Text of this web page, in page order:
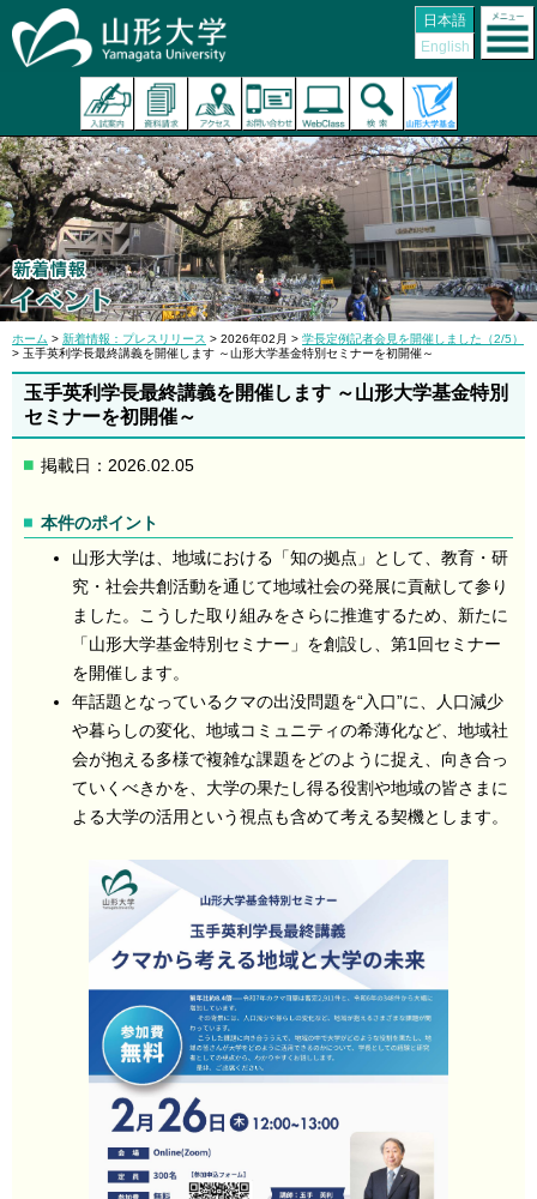
日本語
English
ホーム > 新着情報：プレスリリース > 2026年02月 > 学長定例記者会見を開催しました（2/5）
> 玉手英利学長最終講義を開催します ～山形大学基金特別セミナーを初開催～
玉手英利学長最終講義を開催します ～山形大学基金特別
セミナーを初開催～
掲載日：2026.02.05
本件のポイント
山形大学は、地域における「知の拠点」として、教育・研
究・社会共創活動を通じて地域社会の発展に貢献して参り
ました。こうした取り組みをさらに推進するため、新たに
「山形大学基金特別セミナー」を創設し、第1回セミナー
を開催します。
年話題となっているクマの出没問題を“入口”に、人口減少
や暮らしの変化、地域コミュニティの希薄化など、地域社
会が抱える多様で複雑な課題をどのように捉え、向き合っ
ていくべきかを、大学の果たし得る役割や地域の皆さまに
よる大学の活用という視点も含めて考える契機とします。